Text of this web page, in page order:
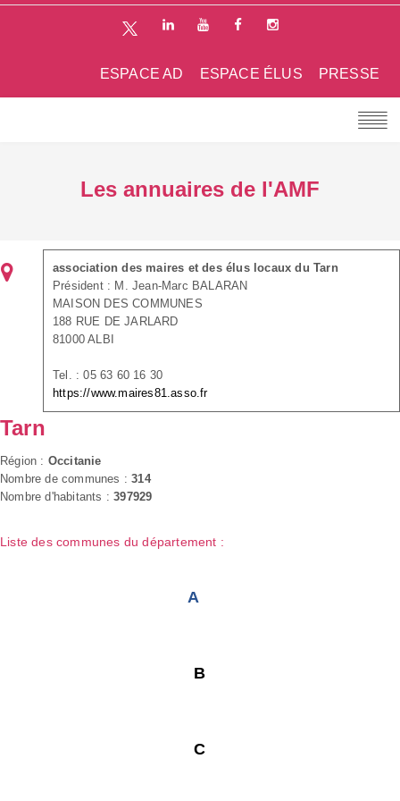
PRESSE
ESPACE ÉLUS
ESPACE AD
Les annuaires de l'AMF
association des maires et des élus locaux du Tarn
Président : M. Jean-Marc BALARAN
MAISON DES COMMUNES
188 RUE DE JARLARD
81000 ALBI
Tel. : 05 63 60 16 30
https://www.maires81.asso.fr
Tarn
Région : Occitanie
Nombre de communes :314
Nombre d'habitants :397929
Liste des communes du département :
A
B
C